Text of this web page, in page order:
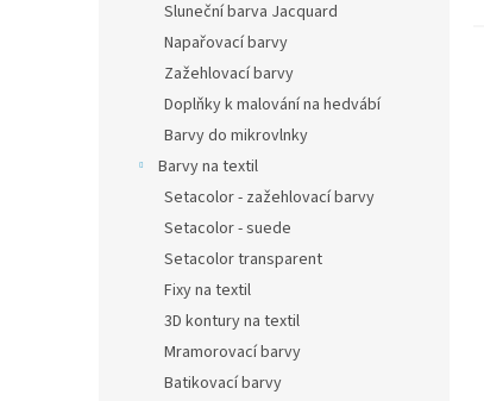
Sluneční barva Jacquard
Napařovací barvy
Zažehlovací barvy
Doplňky k malování na hedvábí
Barvy do mikrovlnky
Barvy na textil
Setacolor - zažehlovací barvy
Setacolor - suede
Setacolor transparent
Fixy na textil
3D kontury na textil
Mramorovací barvy
Batikovací barvy